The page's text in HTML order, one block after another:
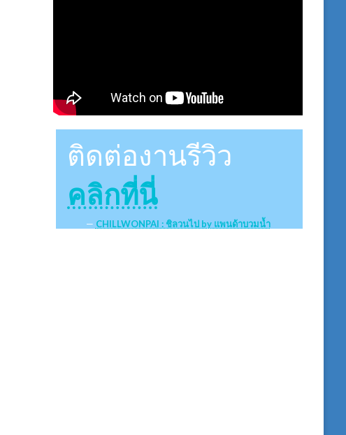
ติดต่องานรีวิว
คลิกที่นี่
CHILLWONPAI : ชิลวนไป by แพนด้าบวมน้ำ